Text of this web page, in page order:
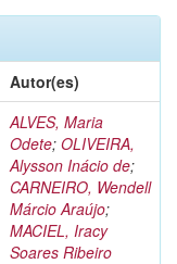
Autor(es)
ALVES, Maria
Odete; OLIVEIRA,
Alysson Inácio de;
CARNEIRO, Wendell
Márcio Araújo;
MACIEL, Iracy
Soares Ribeiro